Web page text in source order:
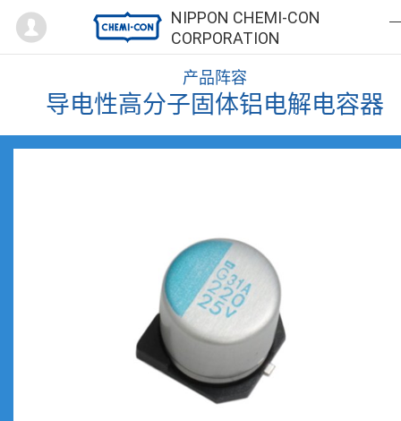
NIPPON CHEMI-CON
CORPORATION
Mypage
产品阵容
导电性高分子固体铝电解电容器